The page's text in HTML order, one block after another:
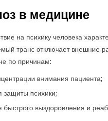
в медицине
на психику человека
транс отключает внешние
по причинам:
внимания пациента;
защиты психики;
быстрого выздоровления и